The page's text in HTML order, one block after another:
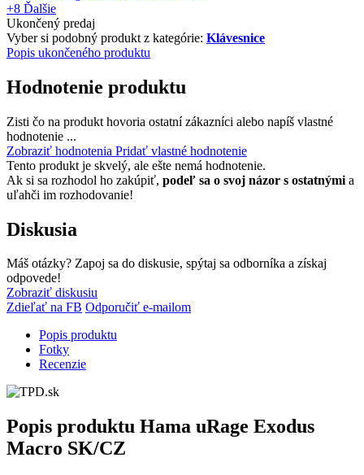
+8 Ďalšie
Ukončený predaj
Vyber si podobný produkt z kategórie: Klávesnice
Popis ukončeného produktu
Hodnotenie produktu
Zisti čo na produkt hovoria ostatní zákazníci alebo napíš vlastné
hodnotenie ...
Zobraziť hodnotenia Pridať vlastné hodnotenie
Tento produkt je skvelý, ale ešte nemá hodnotenie.
Ak si sa rozhodol ho zakúpiť, podeľ sa o svoj názor s ostatnými a
uľahči im rozhodovanie!
Diskusia
Máš otázky? Zapoj sa do diskusie, spýtaj sa odborníka a získaj
odpovede!
Zobraziť diskusiu
Zdieľať na FB Odporučiť e-mailom
Popis produktu
Fotky
Recenzie
Popis produktu Hama uRage Exodus
Macro SK/CZ